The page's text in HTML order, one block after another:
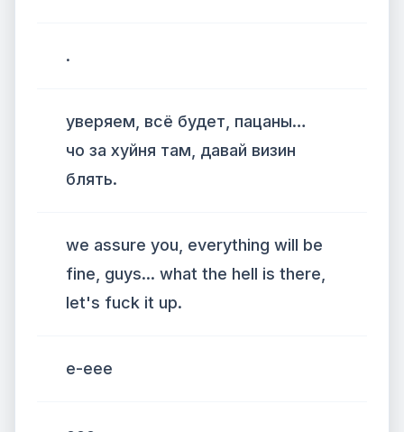
.
уверяем, всё будет, пацаны…
чо за хуйня там, давай визин
блять.
we assure you, everything will be
fine, guys... what the hell is there,
let's fuck it up.
е-еее